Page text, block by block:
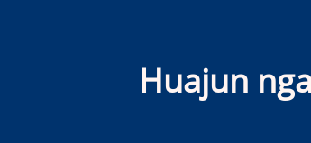
Huajun